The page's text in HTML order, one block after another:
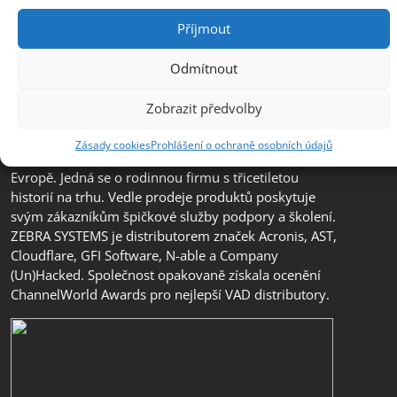
Příjmout
Odmítnout
Zobrazit předvolby
Zásady cookiesProhlášení o ochraně osobních údajů
Společnost ZEBRA SYSTEMS, s.r.o. je předním
distributorem s přidanou hodnotou (VAD) v segmentu
IT bezpečnosti, ochrany dat a business continuity v
Evropě. Jedná se o rodinnou firmu s třicetiletou
historií na trhu. Vedle prodeje produktů poskytuje
svým zákazníkům špičkové služby podpory a školení.
ZEBRA SYSTEMS je distributorem značek Acronis, AST,
Cloudflare, GFI Software, N-able a Company
(Un)Hacked. Společnost opakovaně získala ocenění
ChannelWorld Awards pro nejlepší VAD distributory.